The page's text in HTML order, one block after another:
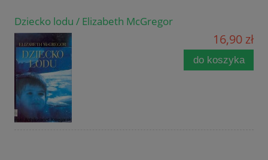
Dziecko lodu / Elizabeth McGregor
16,90 zł
do koszyka